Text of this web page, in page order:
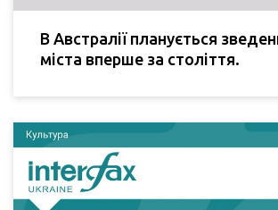
В Австралії планується
міста вперше за століття.